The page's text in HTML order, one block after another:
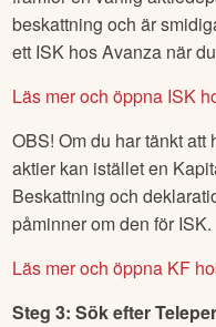
beskattning och är
ett ISK hos Avanza när
Läs mer och öppna ISK
OBS! Om du har tänkt
aktier kan istället en
Beskattning och
påminner om den för ISK.
Läs mer och öppna KF
Steg 3: Sök efter